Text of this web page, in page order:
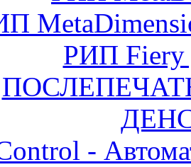
РИП Fiery
-